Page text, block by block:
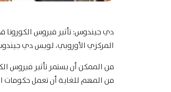
دي جيندوس: تأثير فيروس الكورونا
المركزي الأوروبي، لويس دي
من الممكن أن يستمر تأثير فيروس
من المهم للغاية أن تعمل حكومات